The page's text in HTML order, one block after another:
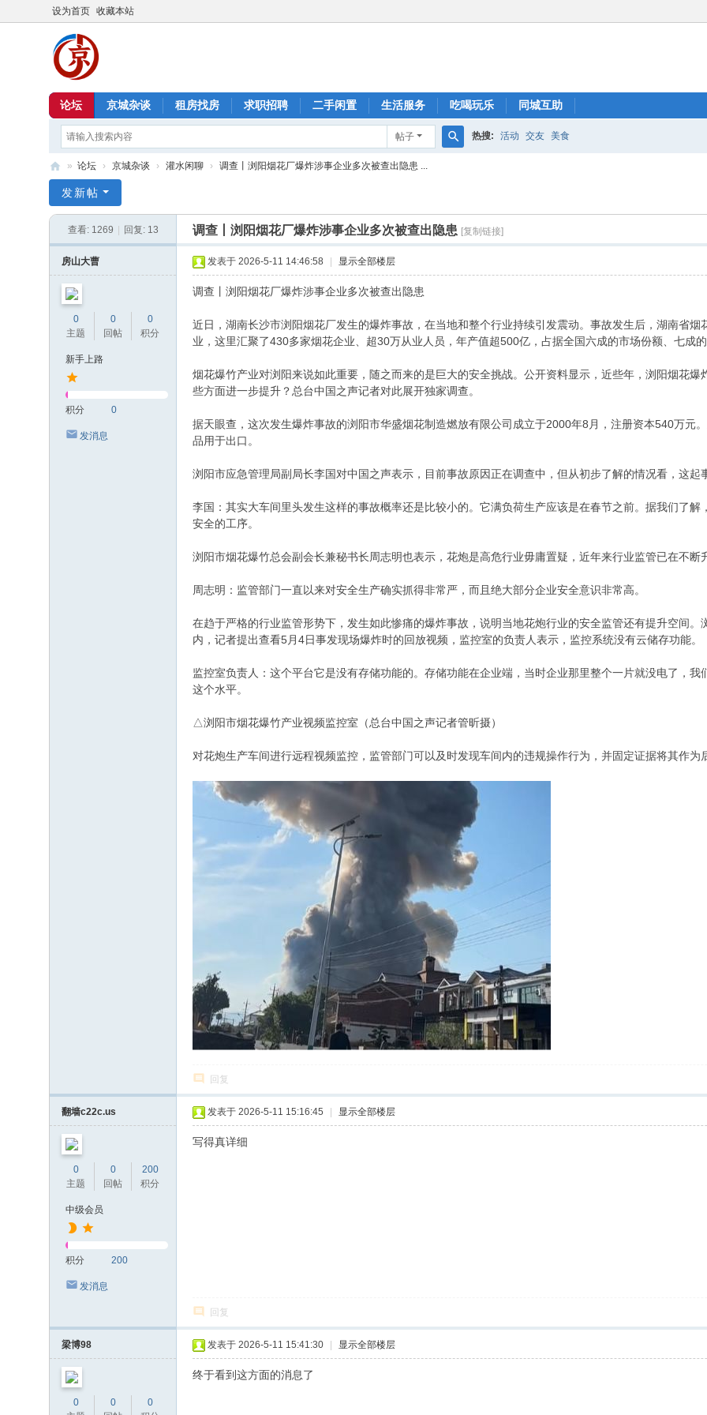
设为首页 收藏本站
论坛 京城杂谈 租房找房 求职招聘 二手闲置 生活服务 吃喝玩乐 同城互助
帖子 热搜: 活动 交友 美食
京
» 论坛 › 京城杂谈 › 灌水闲聊 › 调查丨浏阳烟花厂爆炸涉事企业多次被查出隐患 ...
发新帖
查看: 1269 回复: 13 调查丨浏阳烟花厂爆炸涉事企业多次被查出隐患 [复制链接]
房山大曹
0
主题
0
回帖
0
积分
新手上路
积分 0
发消息
发表于 2026-5-11 14:46:58 显示全部楼层
调查丨浏阳烟花厂爆炸涉事企业多次被查出隐患
近日，湖南长沙市浏阳烟花厂发生的爆炸事故，在当地和整个行业持续引发震动。事故发生后，湖南省
业，这里汇聚了430多家烟花企业、超30万从业人员，年产值超500亿，占据全国六成的市场份额、七成的
烟花爆竹产业对浏阳来说如此重要，随之而来的是巨大的安全挑战。公开资料显示，近些年，浏阳烟花
些方面进一步提升？总台中国之声记者对此展开独家调查。
据天眼查，这次发生爆炸事故的浏阳市华盛烟花制造燃放有限公司成立于2000年8月，注册资本540万元
品用于出口。
浏阳市应急管理局副局长李国对中国之声表示，目前事故原因正在调查中，但从初步了解的情况看，这起
李国：其实大车间里头发生这样的事故概率还是比较小的。它满负荷生产应该是在春节之前。据我们了
安全的工序。
浏阳市烟花爆竹总会副会长兼秘书长周志明也表示，花炮是高危行业毋庸置疑，近年来行业监管已在不断
周志明：监管部门一直以来对安全生产确实抓得非常严，而且绝大部分企业安全意识非常高。
在趋于严格的行业监管形势下，发生如此惨痛的爆炸事故，说明当地花炮行业的安全监管还有提升空间
内，记者提出查看5月4日事发现场爆炸时的回放视频，监控室的负责人表示，监控系统没有云储存功能。
监控室负责人：这个平台它是没有存储功能的。存储功能在企业端，当时企业那里整个一片就没电了，
这个水平。
△浏阳市烟花爆竹产业视频监控室（总台中国之声记者管昕摄）
对花炮生产车间进行远程视频监控，监管部门可以及时发现车间内的违规操作行为，并固定证据将其作为
回复
翻墙c22c.us
0
主题
0
回帖
200
积分
中级会员
积分 200
发消息
发表于 2026-5-11 15:16:45 显示全部楼层
写得真详细
回复
梁博98
0
0
0
发表于 2026-5-11 15:41:30 显示全部楼层
终于看到这方面的消息了